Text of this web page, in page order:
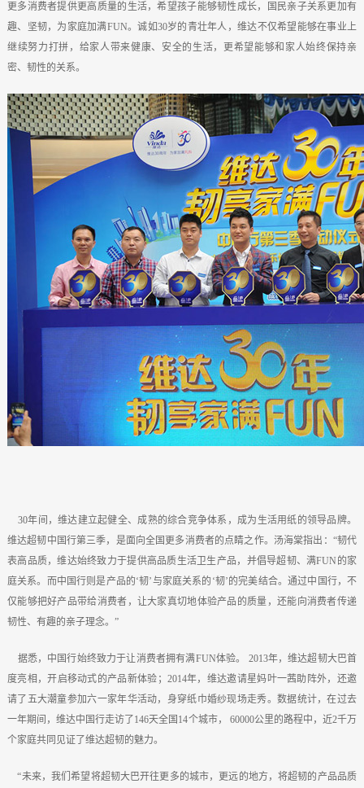
更多消费者提供更高质量的生活，希望孩子能够韧性成长，国民亲子关系更加有
趣、坚韧，为家庭加满FUN。诚如30岁的青壮年人，维达不仅希望能够在事业上
继续努力打拼，给家人带来健康、安全的生活，更希望能够和家人始终保持亲
密、韧性的关系。
30年间，维达建立起健全、成熟的综合竞争体系，成为生活用纸的领导品牌。
维达超韧中国行第三季，是面向全国更多消费者的点睛之作。汤海棠指出：“韧代
表高品质，维达始终致力于提供高品质生活卫生产品，并倡导超韧、满FUN的家
庭关系。而中国行则是产品的‘韧’与家庭关系的‘韧’的完美结合。通过中国行，不
仅能够把好产品带给消费者，让大家真切地体验产品的质量，还能向消费者传递
韧性、有趣的亲子理念。”
据悉，中国行始终致力于让消费者拥有满FUN体验。 2013年，维达超韧大巴首
度亮相，开启移动式的产品新体验；2014年，维达邀请星妈叶一茜助阵外，还邀
请了五大潮童参加六一家年华活动，身穿纸巾婚纱现场走秀。数据统计，在过去
一年期间，维达中国行走访了146天全国14个城市， 60000公里的路程中，近2千万
个家庭共同见证了维达超韧的魅力。
“未来，我们希望将超韧大巴开往更多的城市，更远的地方，将超韧的产品品质